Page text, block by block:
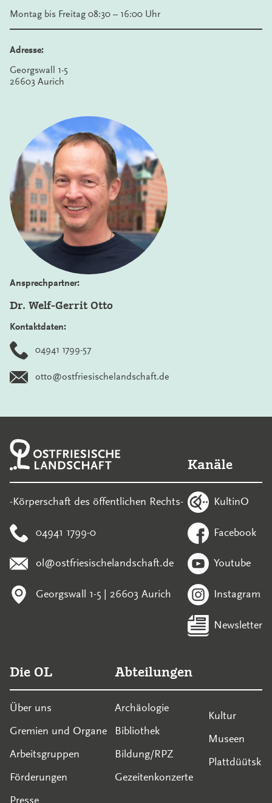
Montag bis Freitag 08:30 – 16:00 Uhr
Adresse:
Georgswall 1-5
26603 Aurich
Ansprechpartner:
Dr. Welf-Gerrit Otto
Kontaktdaten:
04941 1799-57
otto@ostfriesischelandschaft.de
-Körperschaft des öffentlichen Rechts-
04941 1799-0
ol@ostfriesischelandschaft.de
Georgswall 1-5 | 26603 Aurich
Kanäle
KultinO
Facebook
Youtube
Instagram
Newsletter
Die OL
Über uns
Gremien und Organe
Arbeitsgruppen
Förderungen
Presse
Abteilungen
Archäologie
Bibliothek
Bildung/RPZ
Gezeitenkonzerte
Kultur
Museen
Plattdüütsk